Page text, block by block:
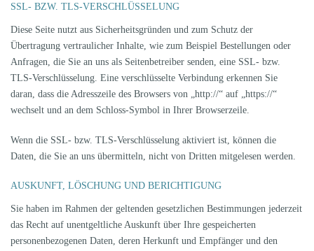
SSL- BZW. TLS-VERSCHLÜSSELUNG
Diese Seite nutzt aus Sicherheitsgründen und zum Schutz der
Übertragung vertraulicher Inhalte, wie zum Beispiel Bestellungen oder
Anfragen, die Sie an uns als Seitenbetreiber senden, eine SSL- bzw.
TLS-Verschlüsselung. Eine verschlüsselte Verbindung erkennen Sie
daran, dass die Adresszeile des Browsers von „http://“ auf „https://“
wechselt und an dem Schloss-Symbol in Ihrer Browserzeile.
Wenn die SSL- bzw. TLS-Verschlüsselung aktiviert ist, können die
Daten, die Sie an uns übermitteln, nicht von Dritten mitgelesen werden.
AUSKUNFT, LÖSCHUNG UND BERICHTIGUNG
Sie haben im Rahmen der geltenden gesetzlichen Bestimmungen jederzeit
das Recht auf unentgeltliche Auskunft über Ihre gespeicherten
personenbezogenen Daten, deren Herkunft und Empfänger und den